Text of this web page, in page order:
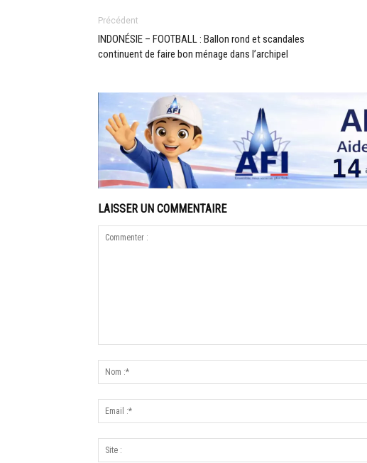
Précédent
INDONÉSIE – FOOTBALL : Ballon rond et scandales
continuent de faire bon ménage dans l’archipel
LAISSER UN COMMENTAIRE